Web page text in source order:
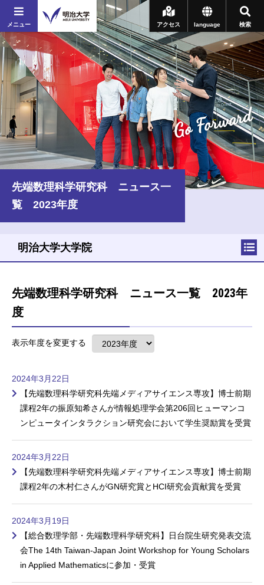
メニュー 検索
language
アクセス
Go Forward
先端数理科学研究科 ニュース一
覧 2023年度
先端数理科学研究科 ニュース一覧 2023年
度
表示年度を変更する
2024年3月22日
【先端数理科学研究科先端メディアサイエンス専攻】博士前期
課程2年の振原知希さんが情報処理学会第206回ヒューマンコ
ンピュータインタラクション研究会において学生奨励賞を受賞
2024年3月22日
【先端数理科学研究科先端メディアサイエンス専攻】博士前期
課程2年の木村仁さんがGN研究賞とHCI研究会貢献賞を受賞
2024年3月19日
【総合数理学部・先端数理科学研究科】日台院生研究発表交流
会The 14th Taiwan-Japan Joint Workshop for Young Scholars
in Applied Mathematicsに参加・受賞
明治大学大学院